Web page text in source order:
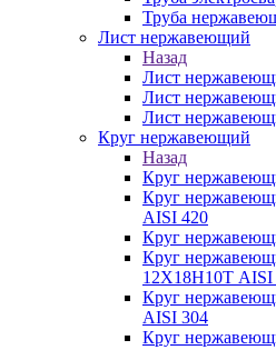
Труба
Лист нержавеющий
Назад
Лист
Лист
Лист
Круг нержавеющий
Назад
Круг
Круг
AISI 420
Круг
Круг
12Х18Н10Т AISI
Круг
AISI 304
Круг